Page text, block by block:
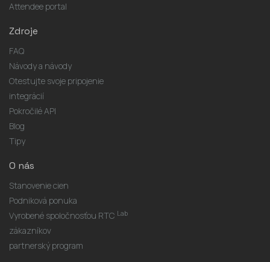
Attendee portal
Zdroje
FAQ
Návody a návody
Otestujte svoje pripojenie
integrácií
Pokročilé API
Blog
Tipy
O nás
Stanovenie cien
Podniková ponuka
Vyrobené spoločnosťou RTC Lab
zákazníkov
partnerský program